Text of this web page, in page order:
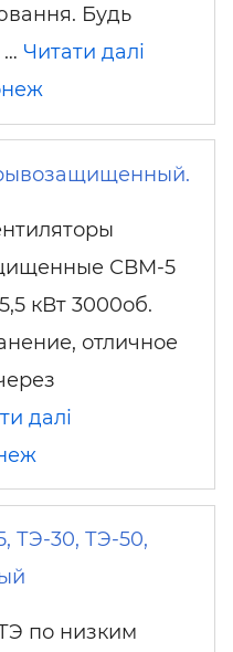
Будь
… Читати далі
СВМ-5
кВт 3000об.
отличное
далі
ТЭ-30, ТЭ-50,
по низким